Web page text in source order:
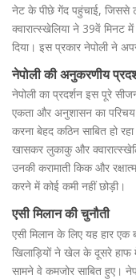
नेट के पीछे गेंद पहुंचाई, जिससे
क्वारात्स्खेलिया ने 39वें मिनट
दिया। इस प्रकार नेपोली ने
नेपोली की अनुकरणीय
नेपोली का प्रदर्शन इस पूरे
एकता और अनुशासन का परिचय
करना बेहद कठिन साबित हो
खासकर लुकाकु और
उनकी करामाती किक और
करने में कोई कमी नहीं छोड़ी।
एसी मिलान की चुनौती
एसी मिलान के लिए यह हार
खिलाड़ियों ने खेल के दूसरे हाफ
सामने वे कमजोर साबित हुए।